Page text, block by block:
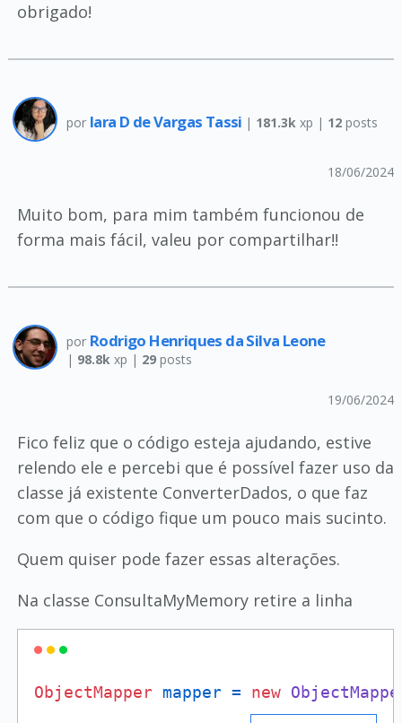
obrigado!
por Iara D de Vargas Tassi | 181.3k xp | 12 posts
18/06/2024
Muito bom, para mim também funcionou de
forma mais fácil, valeu por compartilhar!!
por Rodrigo Henriques da Silva Leone
| 98.8kxp | 29posts
19/06/2024
Fico feliz que o código esteja ajudando, estive
relendo ele e percebi que é possível fazer uso da
classe já existente ConverterDados, o que faz
com que o código fique um pouco mais sucinto.
Quem quiser pode fazer essas alterações.
Na classe ConsultaMyMemory retire a linha
ObjectMapper mapper = new